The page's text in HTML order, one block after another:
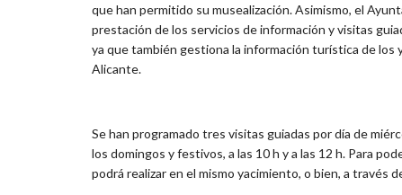
que han permitido su musealización. Asimismo, el
prestación de los servicios de información y visitas
ya que también gestiona la información turística de
Alicante.
Se han programado tres visitas guiadas por día de
los domingos y festivos, a las 10 h y a las 12 h. Para
podrá realizar en el mismo yacimiento, o bien, a través